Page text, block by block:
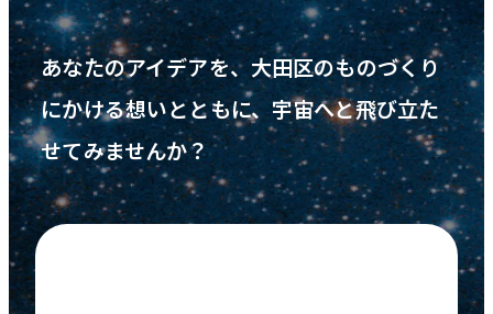
あなたのアイデアを、大田区のものづくり
にかける想いとともに、 宇宙へと飛び立た
せてみませんか？